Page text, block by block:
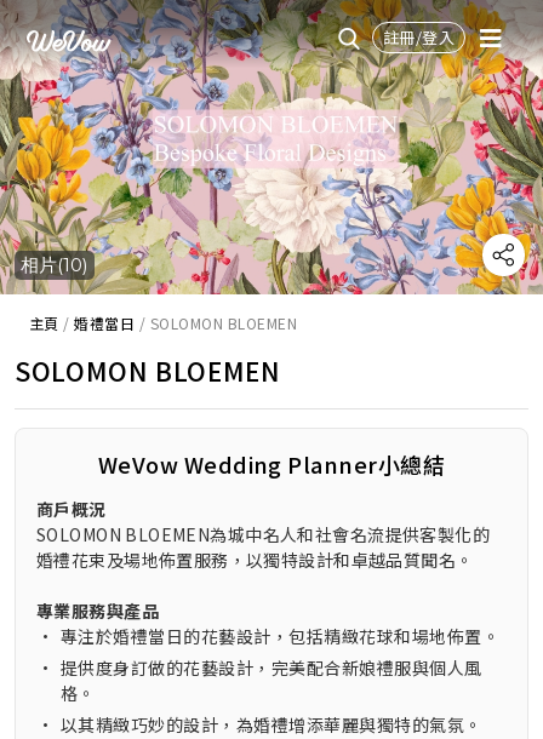
註冊/登入
相片(10)
主頁 /婚禮當日 / SOLOMON BLOEMEN
SOLOMON BLOEMEN
WeVow Wedding Planner小總結
商戶概況
SOLOMON BLOEMEN為城中名人和社會名流提供客製化的
婚禮花束及場地佈置服務，以獨特設計和卓越品質聞名。
專業服務與產品
• 專注於婚禮當日的花藝設計，包括精緻花球和場地佈置。
• 提供度身訂做的花藝設計，完美配合新娘禮服與個人風
格。
• 以其精緻巧妙的設計，為婚禮增添華麗與獨特的氣氛。